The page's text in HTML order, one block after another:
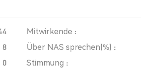
Mitwirkende :
8 Über NAS sprechen(%) :
0 Stimmung :